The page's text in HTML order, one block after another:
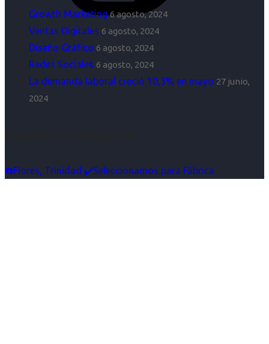
Growth Marketing 6 agosto, 2024
Ventas Digitales 6 agosto, 2024
Diseño Gráfico 6 agosto, 2024
Redes Sociales 6 agosto, 2024
La demanda laboral creció 10,3% en mayo 27 junio,
2024
☎️Flores, Trinidad ✔️Seleccionamos para Fábrica